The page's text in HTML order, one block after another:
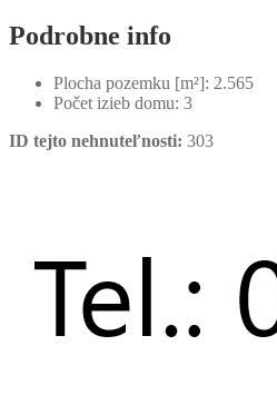
Podrobne info
Plocha pozemku [m²]: 2.565
Počet izieb domu: 3
ID tejto nehnuteľnosti: 303